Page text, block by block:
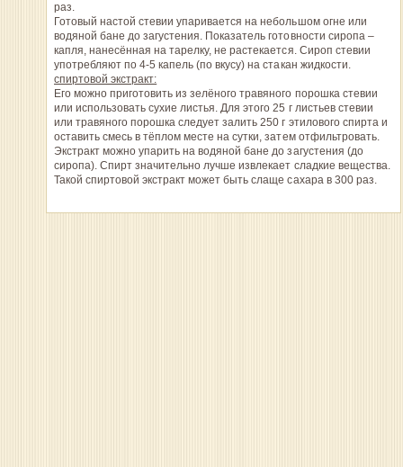
раз.
Готовый настой стевии упаривается на небольшом огне или
водяной бане до загустения. Показатель готовности сиропа –
капля, нанесённая на тарелку, не растекается. Сироп стевии
употребляют по 4-5 капель (по вкусу) на стакан жидкости.
спиртовой экстракт:
Его можно приготовить из зелёного травяного порошка стевии
или использовать сухие листья. Для этого 25 г листьев стевии
или травяного порошка следует залить 250 г этилового спирта и
оставить смесь в тёплом месте на сутки, затем отфильтровать.
Экстракт можно упарить на водяной бане до загустения (до
сиропа). Спирт значительно лучше извлекает сладкие вещества.
Такой спиртовой экстракт может быть слаще сахара в 300 раз.